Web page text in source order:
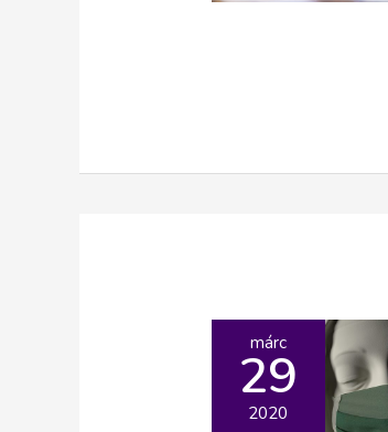
márc
29
2020